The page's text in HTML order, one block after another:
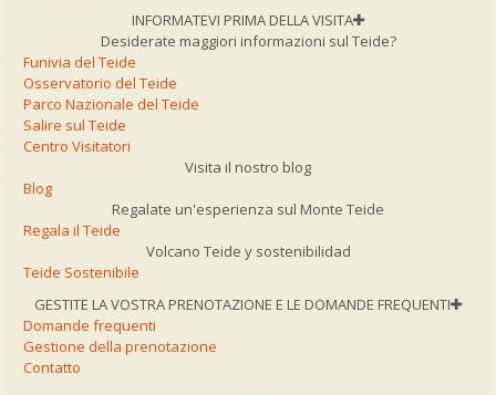
INFORMATEVI PRIMA DELLA VISITA
Desiderate maggiori informazioni sul Teide?
Funivia del Teide
Osservatorio del Teide
Parco Nazionale del Teide
Salire sul Teide
Centro Visitatori
Visita il nostro blog
Blog
Regalate un'esperienza sul Monte Teide
Regala il Teide
Volcano Teide y sostenibilidad
Teide Sostenibile
GESTITE LA VOSTRA PRENOTAZIONE E LE DOMANDE FREQUENTI
Domande frequenti
Gestione della prenotazione
Contatto